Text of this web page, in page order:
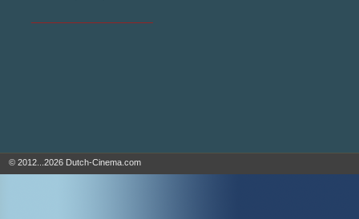
© 2012...2026 Dutch-Cinema.com